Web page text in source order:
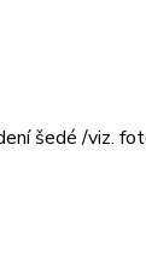
šedé /viz.